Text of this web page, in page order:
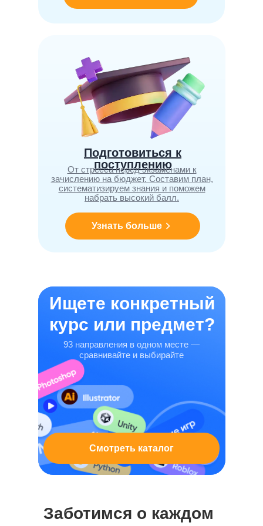
Подготовиться к
поступлению
От стресса перед экзаменами к
зачислению на бюджет. Составим план,
систематизируем знания и поможем
набрать высокий балл.
Узнать больше
93 направления в одном месте —
сравнивайте и выбирайте
Ищете конкретный
курс или предмет?
Смотреть каталог
Заботимся о каждом